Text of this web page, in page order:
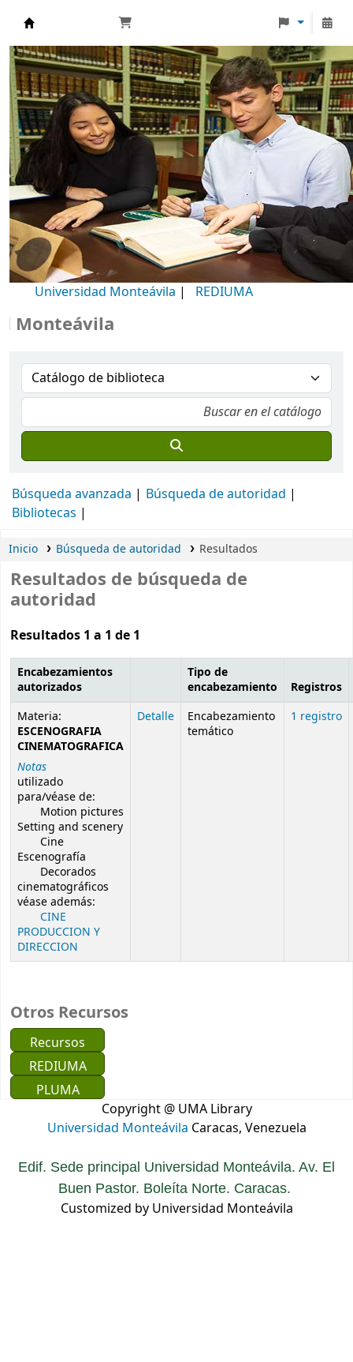
Biblioteca Universidad Monteávila
Universidad Monteávila | REDIUMA
Búsqueda avanzada
Búsqueda de autoridad
Bibliotecas
Inicio Búsqueda de autoridad Resultados
Otros Recursos
Recursos
REDIUMA
PLUMA
Resultados de búsqueda de
autoridad
Resultados 1 a 1 de 1
Resultados de búsqueda de autoridad
Encabezamientos
autorizados
Tipo de
encabezamiento
Registros
Materia:
ESCENOGRAFIA
CINEMATOGRAFICA
Notas
utilizado
para/véase de:
Motion pictures
Setting and scenery
Cine
Escenografía
Decorados
cinematográficos
véase además:
CINE
PRODUCCION Y
DIRECCION
Detalle
Encabezamiento
temático
1 registro
Copyright @ UMA Library
Universidad Monteávila Caracas, Venezuela
Edif. Sede principal Universidad Monteávila. Av. El
Buen Pastor. Boleíta Norte. Caracas.
Customized by Universidad Monteávila